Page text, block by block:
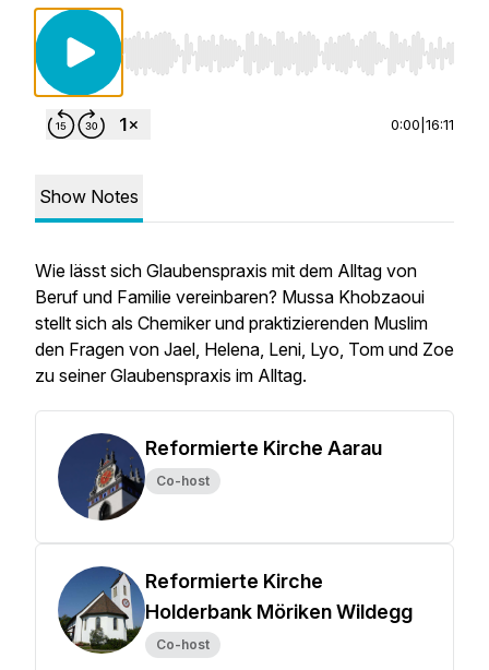
Use Left/Right to seek, Home/End to jump to
0:00 16:11
Show Notes
Wie lässt sich Glaubenspraxis mit dem Alltag von
Beruf und Familie vereinbaren? Mussa Khobzaoui
stellt sich als Chemiker und praktizierenden Muslim
den Fragen von Jael, Helena, Leni, Lyo, Tom und Zoe
zu seiner Glaubenspraxis im Alltag.
Reformierte Kirche Aarau
Co-host
Reformierte Kirche
Holderbank Möriken Wildegg
Co-host